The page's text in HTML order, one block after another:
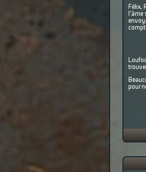
Félix,
pour